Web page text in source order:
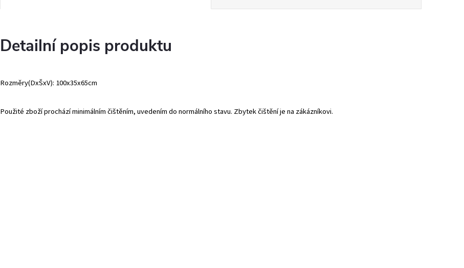
Detailní popis produktu
Rozměry(DxŠxV): 100x35x65cm
Použité zboží prochází minimálním čištěním, uvedením do normálního stavu. Zbytek čištění je na zákázníkovi.